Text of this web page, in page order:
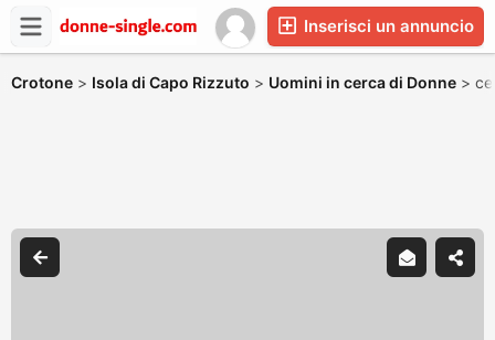
Inserisci un annuncio
Crotone > Isola di Capo Rizzuto > Uomini in cerca di Donne >